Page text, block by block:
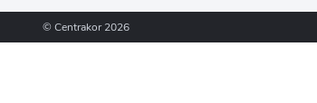
© Centrakor 2026